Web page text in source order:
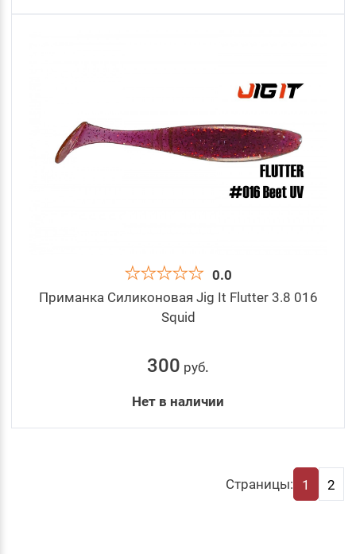
0.0
Приманка Силиконовая Jig It Flutter 3.8 016
Squid
300 руб.
Нет в наличии
Страницы: 1 2